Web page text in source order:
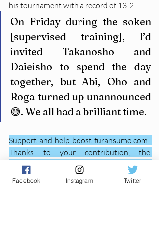
his tournament with a record of 13-2.
On Friday during the soken
[supervised training], I’d
invited Takanosho and
Daieisho to spend the day
together, but Abi, Oho and
Roga turned up unannounced
😅. We all had a brilliant time.
Support and help boost furansumo.com!
Thanks to your contribution, the
platform is improving and new, enriching
content is being created.
Facebook Instagram Twitter